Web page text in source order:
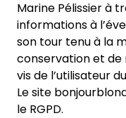
Marine Pélissier à
informations à
son tour tenu à la
conservation et de
vis de l’utilisateur
Le site
le RGPD.